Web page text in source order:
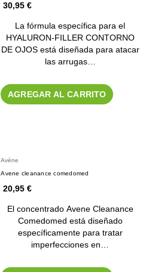
30,95 €
La fórmula específica para el
HYALURON-FILLER CONTORNO
DE OJOS está diseñada para atacar
las arrugas…
AGREGAR AL CARRITO
Avène
Avene cleanance comedomed
20,95 €
El concentrado Avene Cleanance
Comedomed está diseñado
específicamente para tratar
imperfecciones en…